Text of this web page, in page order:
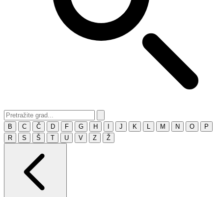
B C Č D F G H J K M N O
P
R
S Š T U V Z Ž